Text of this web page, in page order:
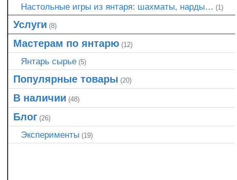
Настольные игры из янтаря: шахматы, нарды… (1)
Услуги (8)
Мастерам по янтарю(12)
Янтарь сырье(5)
Популярные товары (20)
В наличии (48)
Блог(26)
Эксперименты (19)